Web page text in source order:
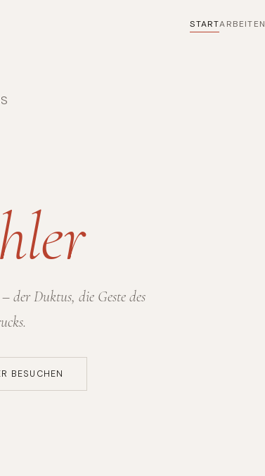
STARTARBEITEN
der Duktus, die Geste des
BESUCHEN